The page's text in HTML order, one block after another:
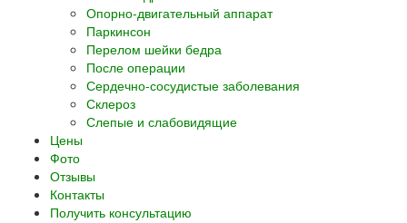
Опорно-двигательный аппарат
Паркинсон
Перелом шейки бедра
После операции
Сердечно-сосудистые заболевания
Склероз
Слепые и слабовидящие
Цены
Фото
Отзывы
Контакты
Получить консультацию